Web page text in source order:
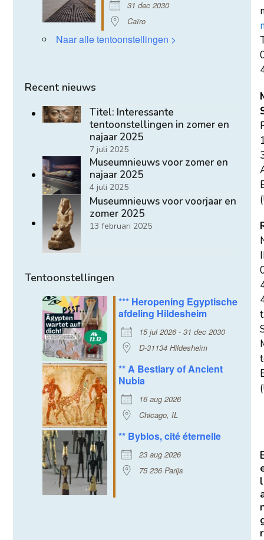
31 dec 2030
Caïro
Naar alle tentoonstellingen >
Recent nieuws
Titel: Interessante
tentoonstellingen in zomer en
najaar 2025
7 juli 2025
Museumnieuws voor zomer en
najaar 2025
4 juli 2025
Museumnieuws voor voorjaar en
zomer 2025
13 februari 2025
Tentoonstellingen
*** Heropening Egyptische
afdeling Hildesheim
15 jul 2026 - 31 dec 2030
D-31134 Hildesheim
** A Bestiary of Ancient
Nubia
16 aug 2026
Chicago, IL
** Byblos, cité éternelle
23 aug 2026
75 236 Parijs
l
r